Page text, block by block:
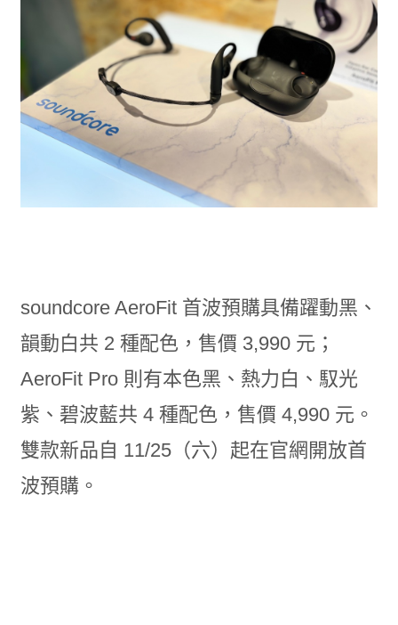
soundcore AeroFit 首波預購具備躍動黑、
韻動白共 2 種配色，售價 3,990 元；
AeroFit Pro 則有本色黑、熱力白、馭光
紫、碧波藍共 4 種配色，售價 4,990 元。
雙款新品自 11/25（六）起在官網開放首
波預購。